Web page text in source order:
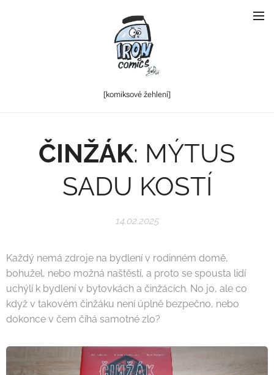
[komiksové žehlení]
ČINŽÁK: MÝTUS
SADU KOSTÍ
14.02.2025
Každý nemá zdroje na bydlení v rodinném domě,
bohužel, nebo možná naštěstí, a proto se spousta lidí
uchýlí k bydlení v bytovkách a činžácích. No jo, ale co
když v takovém činžáku není úplně bezpečno, nebo
dokonce v čem číhá samotné zlo?